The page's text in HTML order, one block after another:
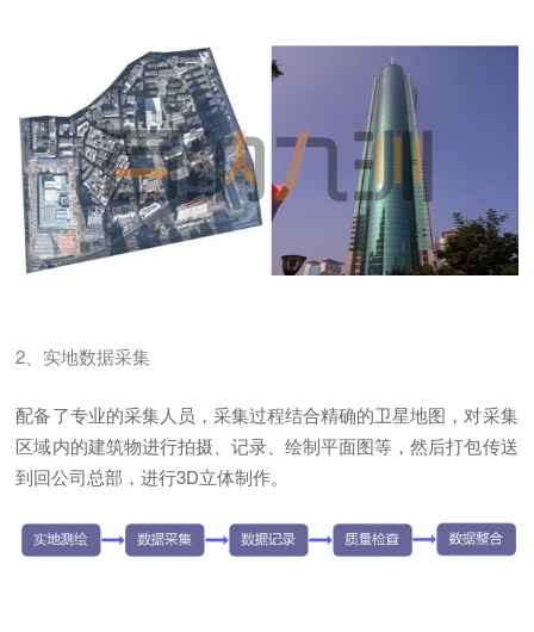
2、实地数据采集
配备了专业的采集人员，采集过程结合精确的卫星地图，对采集
区域内的建筑物进行拍摄、记录、绘制平面图等，然后打包传送
到回公司总部，进行3D立体制作。